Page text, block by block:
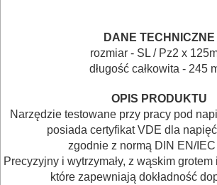
MASZYNKI
URZĄDZENIA
BUDOWLANE
MASZYNY
NARZĘDZIA
BRUKARSKIE
DANE TECHNICZNE
rozmiar - SL / Pz2 x 125
długość całkowita - 245
OPIS PRODUKTU
Narzędzie testowane przy pracy pod
posiada certyfikat VDE dla
zgodnie z normą DIN EN/
Precyzyjny i wytrzymały, z wąskim
które zapewniają dokładność